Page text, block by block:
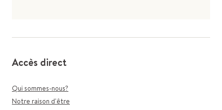
Accès direct
Qui sommes-nous?
Notre raison d'être